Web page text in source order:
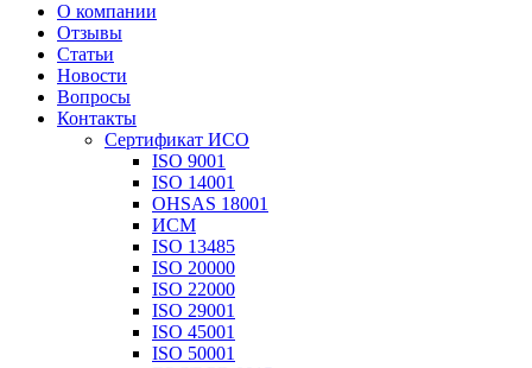
О компании
Отзывы
Статьи
Новости
Вопросы
Контакты
Сертификат ИСО
ISO 9001
ISO 14001
OHSAS 18001
ИСМ
ISO 13485
ISO 20000
ISO 22000
ISO 29001
ISO 45001
ISO 50001